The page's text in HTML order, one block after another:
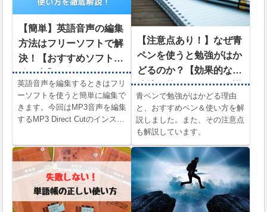
【簡単】英語音声の編集
方法はフリーソフトで解
決！【おすすめソフトの
使い方】
英語音声を編集するときはフリ
ーソフトを使うと簡単に編集で
きます。今回はMP3音声を編集
するMP3 Direct Cutのインスト
く解説しました。うまくできな
い場合の対処法も解説していま
す。
【注意点あり！】なぜ青
ペンを使うと勉強がはか
どるのか？【効果的な勉
強法＆使うべきペンを詳
しく解説！】
青ペンで勉強がはかどる理由
と、おすすめペン＆使い方を解
説しました。また、その注意点
も解説しています。